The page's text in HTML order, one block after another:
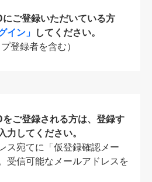
ご登録いただいている方
イン」 してください。
登録者を含む）
ご登録される方は、登録す
力してください。
ス宛てに「仮登録確認メー
受信可能なメールアドレスを